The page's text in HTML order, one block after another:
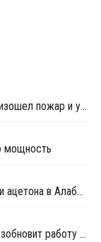
На заводе Olin Corporation в Плакемине произошел пожар и утечка хлора
мощность
INEOS Phenol перезапустила завод фенола и ацетона в Алабаме после планового ремонта
Altivia Petrochemicals в середине ноября возобновит работу линии фенола и ацетона в Огайо после планового ремонта